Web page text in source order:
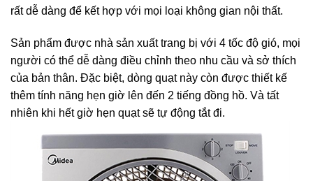
rất dễ dàng để kết hợp với mọi loại không gian nội thất.
Sản phẩm được nhà sản xuất trang bị với 4 tốc độ gió, mọi
người có thể dễ dàng điều chỉnh theo nhu cầu và sở thích
của bản thân. Đặc biệt, dòng quạt này còn được thiết kế
thêm tính năng hẹn giờ lên đến 2 tiếng đồng hồ. Và tất
nhiên khi hết giờ hẹn quạt sẽ tự động tắt đi.